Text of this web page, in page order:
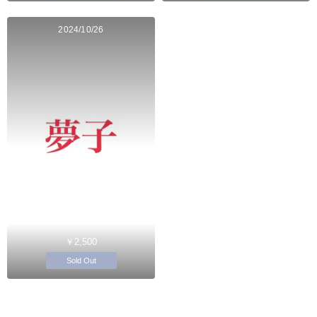
2024/10/26
￥2,500
Sold Out